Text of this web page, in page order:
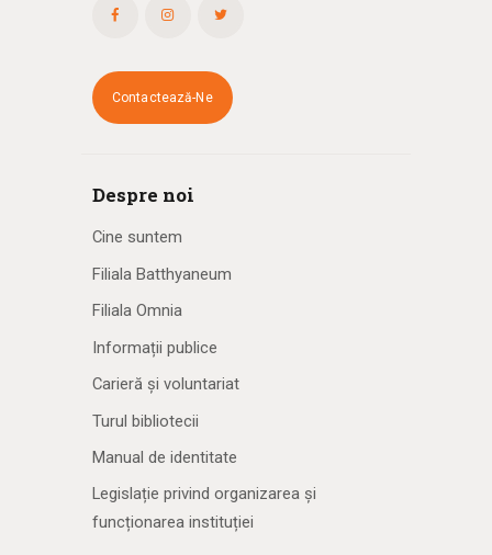
Contactează-Ne
Despre noi
Cine suntem
Filiala Batthyaneum
Filiala Omnia
Informații publice
Carieră și voluntariat
Turul bibliotecii
Manual de identitate
Legislație privind organizarea și
funcționarea instituției